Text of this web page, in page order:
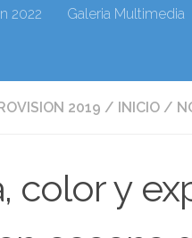
2022 Galeria Multimedia
2019 / INICIO /
color y